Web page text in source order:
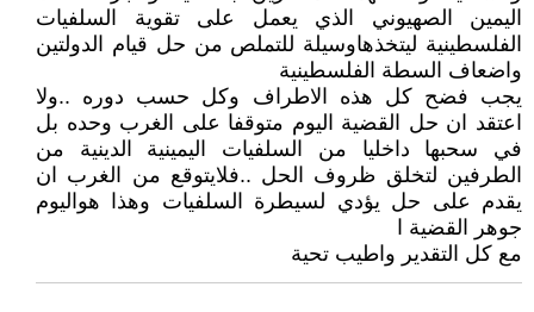
اليمين الصهيوني الذي يعمل على تقوية السلفيات
الفلسطينية ليتخذهاوسيلة للتملص من حل قيام الدولتين
واضعاف السطة الفلسطينية
يجب فضح كل هذه الاطراف وكل حسب دوره ..ولا
اعتقد ان حل القضية اليوم متوقفا على الغرب وحده بل
في سحبها داخليا من السلفيات اليمينية الدينية من
الطرفين لتخلق ظروف الحل ..فلايتوقع من الغرب ان
يقدم على حل يؤدي لسيطرة السلفيات وهذا هواليوم
جوهر القضية ا
مع كل التقدير واطيب تحية